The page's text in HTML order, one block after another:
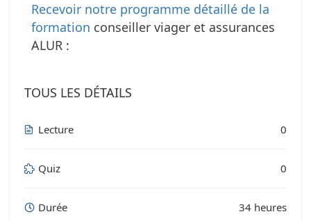
Recevoir notre programme détaillé de la
formation conseiller viager et assurances
ALUR :
TOUS LES DÉTAILS
Lecture 0
Quiz 0
Durée 34 heures